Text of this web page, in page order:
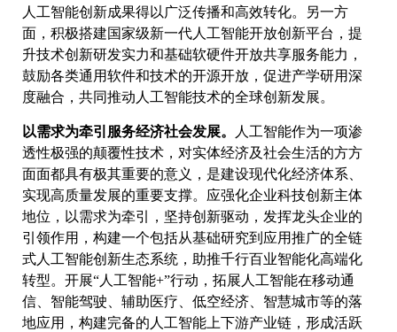
人工智能创新成果得以广泛传播和高效转化。另一方
面，积极搭建国家级新一代人工智能开放创新平台，提
升技术创新研发实力和基础软硬件开放共享服务能力，
鼓励各类通用软件和技术的开源开放，促进产学研用深
度融合，共同推动人工智能技术的全球创新发展。
以需求为牵引服务经济社会发展。
人工智能作为一项渗
透性极强的颠覆性技术，对实体经济及社会生活的方方
面面都具有极其重要的意义，是建设现代化经济体系、
实现高质量发展的重要支撑。应强化企业科技创新主体
地位，以需求为牵引，坚持创新驱动，发挥龙头企业的
引领作用，构建一个包括从基础研究到应用推广的全链
式人工智能创新生态系统，助推千行百业智能化高端化
转型。开展“人工智能+”行动，拓展人工智能在移动通
信、智能驾驶、辅助医疗、低空经济、智慧城市等的落
地应用，构建完备的人工智能上下游产业链，形成活跃